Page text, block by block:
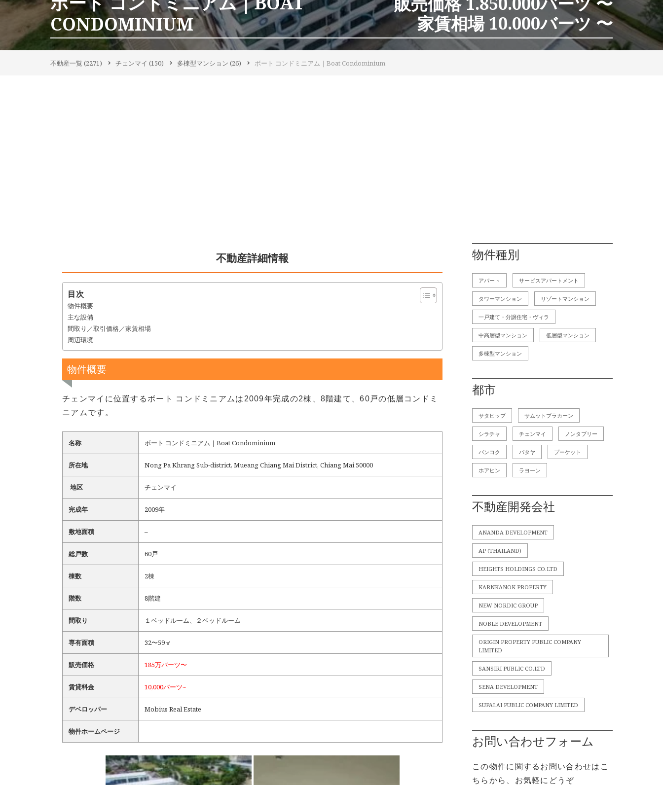
CONDOMINIUM
家賃相場 10.000バーツ 〜
不動産一覧 (2271) チェンマイ (150) 多棟型マンション (26) ボート コンドミニアム｜Boat Condominium
不動産詳細情報
目次
物件概要
主な設備
間取り／取引価格／家賃相場
周辺環境
物件概要
チェンマイに位置するボート コンドミニアムは2009年完成の2棟、8階建て、60戸の低層コンドミ
ニアムです。
名称 ボート コンドミニアム｜Boat Condominium
所在地 Nong Pa Khrang Sub-district, Mueang Chiang Mai District, Chiang Mai 50000
地区 チェンマイ
完成年 2009年
敷地面積 –
総戸数 60戸
棟数 2棟
階数 8階建
間取り １ベッドルーム、２ベッドルーム
専有面積 32〜59㎡
販売価格 185万バーツ〜
賃貸料金 10,000バーツ~
デベロッパー Mobius Real Estate
物件ホームページ –
物件種別
アパート サービスアパートメント
タワーマンション リゾートマンション
一戸建て・分譲住宅・ヴィラ
中高層型マンション 低層型マンション
多棟型マンション
都市
サタヒップ サムットプラカーン
シラチャ チェンマイ ノンタブリー
バンコク パタヤ プーケット
ホアヒン ラヨーン
不動産開発会社
ANANDA DEVELOPMENT
AP (THAILAND)
HEIGHTS HOLDINGS CO.LTD
KARNKANOK PROPERTY
NEW NORDIC GROUP
NOBLE DEVELOPMENT
ORIGIN PROPERTY PUBLIC COMPANY
LIMITED
SANSIRI PUBLIC CO.LTD
SENA DEVELOPMENT
SUPALAI PUBLIC COMPANY LIMITED
お問い合わせフォーム
この物件に関するお問い合わせはこ
ちらから、お気軽にどうぞ